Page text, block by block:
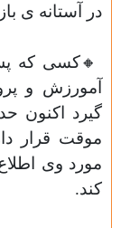
در آستانه ی
🔸کسی که
آمورزش و
گیرد اکنون
موقت قرار
مورد وی
کند.